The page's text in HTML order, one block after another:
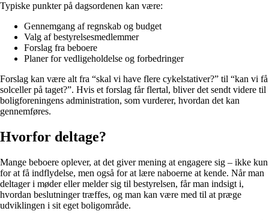
Typiske punkter på dagsordenen kan være:
Gennemgang af regnskab og budget
Valg af bestyrelsesmedlemmer
Forslag fra beboere
Planer for vedligeholdelse og forbedringer
Forslag kan være alt fra “skal vi have flere cykelstativer?” til “kan vi få
solceller på taget?”. Hvis et forslag får flertal, bliver det sendt videre til
boligforeningens administration, som vurderer, hvordan det kan
gennemføres.
Hvorfor deltage?
Mange beboere oplever, at det giver mening at engagere sig – ikke kun
for at få indflydelse, men også for at lære naboerne at kende. Når man
deltager i møder eller melder sig til bestyrelsen, får man indsigt i,
hvordan beslutninger træffes, og man kan være med til at præge
udviklingen i sit eget boligområde.